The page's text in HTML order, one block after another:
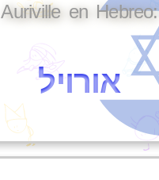
Auriville en Hebreo:
אורויל